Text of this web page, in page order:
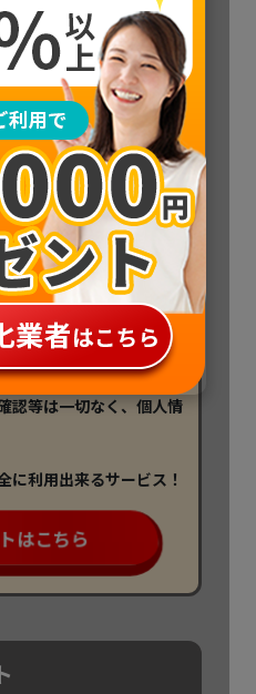
平日9:00~18:00
土日祝10:00~17:00
はこちら
ポイント
！土日祝日でもお振込が
！
響しない！
認等は一切なく、個人情
に利用出来るサービス！
はこちら